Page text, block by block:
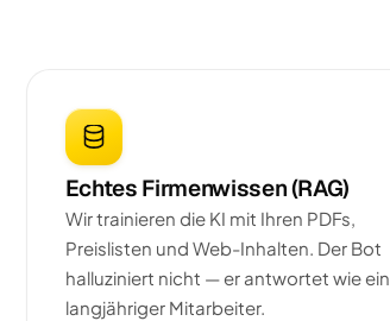
Echtes Firmenwissen (RAG)
Wir trainieren die KI mit Ihren PDFs,
Preislisten und Web-Inhalten. Der Bot
halluziniert nicht — er antwortet wie ein
langjähriger Mitarbeiter.